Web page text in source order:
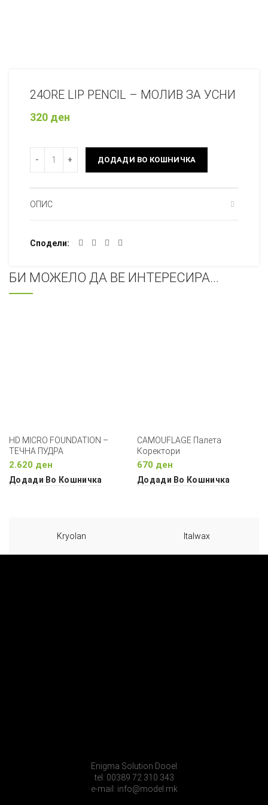
24ORE LIP PENCIL – МОЛИВ ЗА УСНИ
320 ден
ДОДАДИ ВО КОШНИЧКА
ОПИС
Сподели
БИ МОЖЕЛО ДА ВЕ ИНТЕРЕСИРА...
HD MICRO FOUNDATION –
ТЕЧНА ПУДРА
2.620 ден
Додади Во Кошничка
CAMOUFLAGE Палета
Коректори
670 ден
Додади Во Кошничка
Kryolan Italwax
Enigma Solution Dooel
tel: 00389 72 310 343
e-mail: info@model.mk